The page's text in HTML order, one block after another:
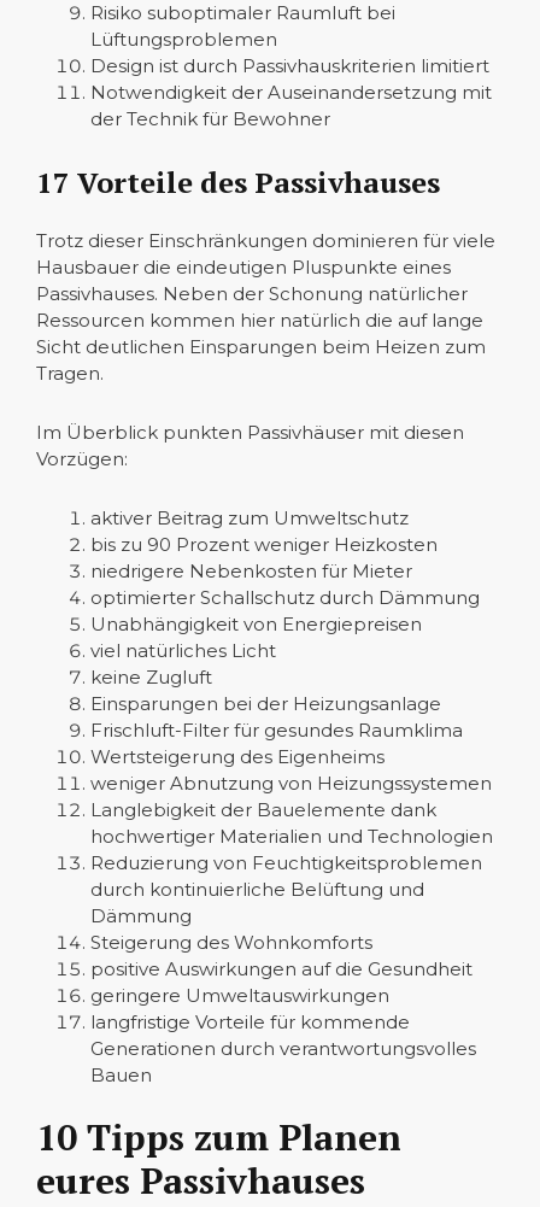
Risiko suboptimaler Raumluft bei
Lüftungsproblemen
Design ist durch Passivhauskriterien limitiert
Notwendigkeit der Auseinandersetzung mit
der Technik für Bewohner
17 Vorteile des Passivhauses
Trotz dieser Einschränkungen dominieren für viele
Hausbauer die eindeutigen Pluspunkte eines
Passivhauses. Neben der Schonung natürlicher
Ressourcen kommen hier natürlich die auf lange
Sicht deutlichen Einsparungen beim Heizen zum
Tragen.
Im Überblick punkten Passivhäuser mit diesen
Vorzügen:
aktiver Beitrag zum Umweltschutz
bis zu 90 Prozent weniger Heizkosten
niedrigere Nebenkosten für Mieter
optimierter Schallschutz durch Dämmung
Unabhängigkeit von Energiepreisen
viel natürliches Licht
keine Zugluft
Einsparungen bei der Heizungsanlage
Frischluft-Filter für gesundes Raumklima
Wertsteigerung des Eigenheims
weniger Abnutzung von Heizungssystemen
Langlebigkeit der Bauelemente dank
hochwertiger Materialien und Technologien
Reduzierung von Feuchtigkeitsproblemen
durch kontinuierliche Belüftung und
Dämmung
Steigerung des Wohnkomforts
positive Auswirkungen auf die Gesundheit
geringere Umweltauswirkungen
langfristige Vorteile für kommende
Generationen durch verantwortungsvolles
Bauen
10 Tipps zum Planen
eures Passivhauses